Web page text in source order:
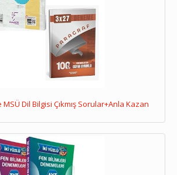
Dil Bilgisi Çıkmış Sorular+Anla Kazan